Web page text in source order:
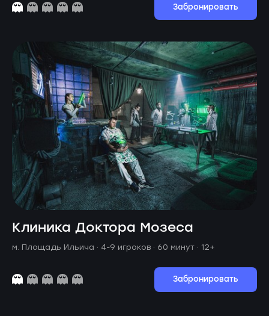
Забронировать
Клиника Доктора Мозеса
м. Площадь Ильича · 4-9 игроков · 60 минут · 12+
Забронировать